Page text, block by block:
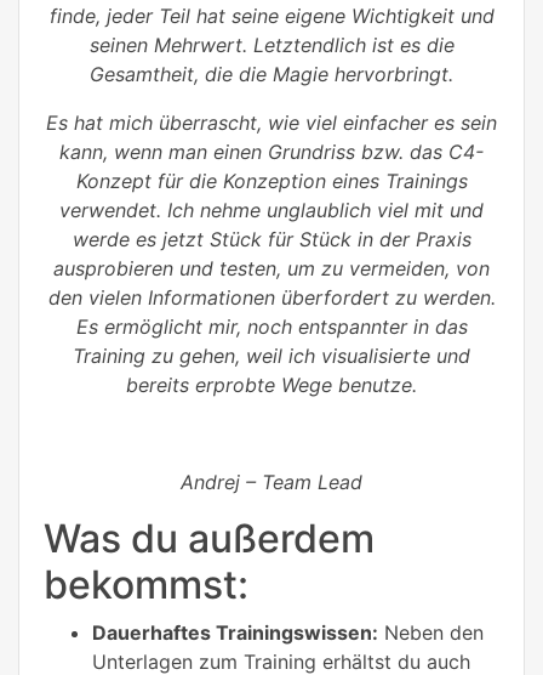
finde, jeder Teil hat seine eigene Wichtigkeit und
seinen Mehrwert. Letztendlich ist es die
Gesamtheit, die die Magie hervorbringt.
Es hat mich überrascht, wie viel einfacher es sein
kann, wenn man einen Grundriss bzw. das C4-
Konzept für die Konzeption eines Trainings
verwendet. Ich nehme unglaublich viel mit und
werde es jetzt Stück für Stück in der Praxis
ausprobieren und testen, um zu vermeiden, von
den vielen Informationen überfordert zu werden.
Es ermöglicht mir, noch entspannter in das
Training zu gehen, weil ich visualisierte und
bereits erprobte Wege benutze.
Andrej – Team Lead
Was du außerdem
bekommst:
Dauerhaftes Trainingswissen: Neben den
Unterlagen zum Training erhältst du auch